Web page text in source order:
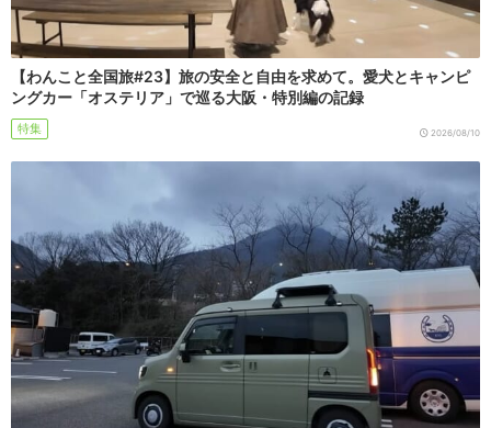
【わんこと全国旅#23】旅の安全と自由を求めて。愛犬とキャンピ
ングカー「オステリア」で巡る大阪・特別編の記録
特集 2026/08/10